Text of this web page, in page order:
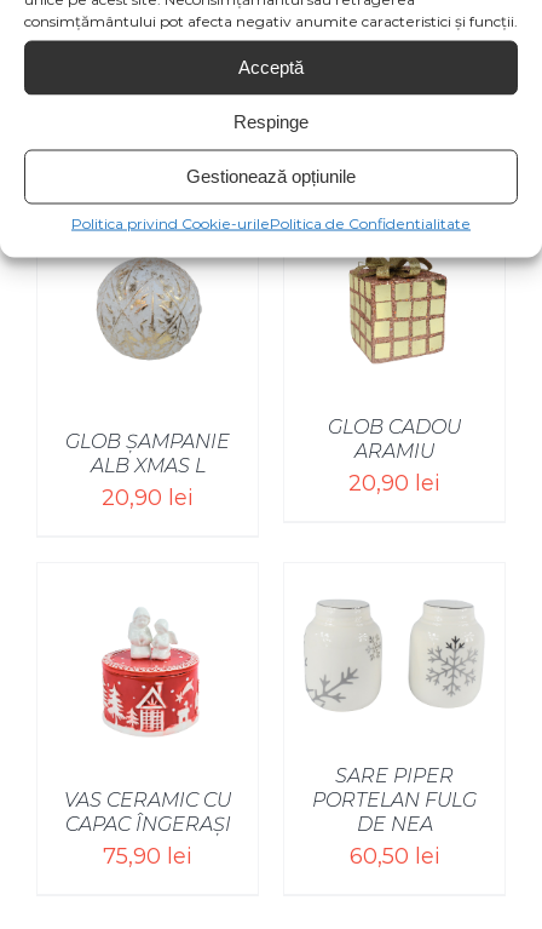
consimțământului pot afecta negativ anumite caracteristici și funcții.
Acceptă
Respinge
Gestionează opțiunile
Politica privind Cookie-urilePolitica de Confidentialitate
Product
Produse similare
GLOB ȘAMPANIE
ALB XMAS L
20,90 lei
SELECT OPTIONS
/
GLOB CADOU
ARAMIU
20,90 lei
VAS CERAMIC CU
CAPAC ÎNGERAȘI
75,90 lei
SELECT OPTIONS
/
SARE PIPER
PORTELAN FULG
DE NEA
60,50 lei